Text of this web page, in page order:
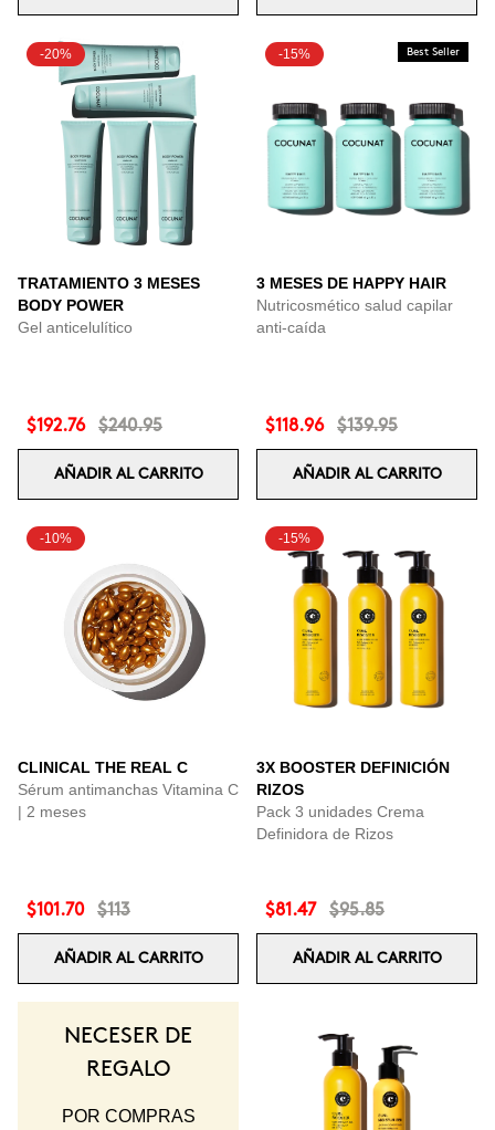
-20%
TRATAMIENTO 3 MESES
BODY POWER
Gel anticelulítico
$192.76 $240.95
AÑADIR AL CARRITO
-15% Best Seller
3 MESES DE HAPPY HAIR
Nutricosmético salud capilar
anti-caída
$118.96 $139.95
AÑADIR AL CARRITO
-10%
CLINICAL THE REAL C
Sérum antimanchas Vitamina C
| 2 meses
$101.70 $113
AÑADIR AL CARRITO
-15%
3X BOOSTER DEFINICIÓN
RIZOS
Pack 3 unidades Crema
Definidora de Rizos
$81.47 $95.85
AÑADIR AL CARRITO
NECESER DE
REGALO
POR COMPRAS